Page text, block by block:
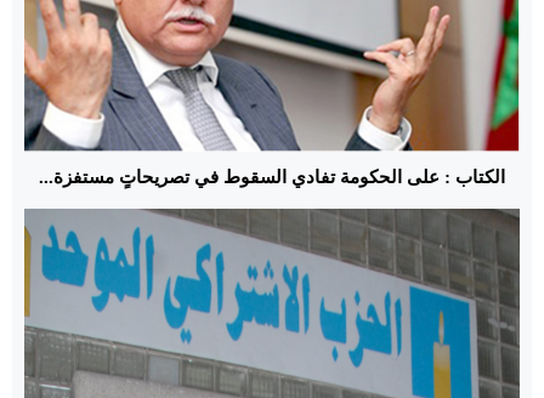
الكتاب : على الحكومة تفادي السقوط في تصريحاتٍ مستفزة...